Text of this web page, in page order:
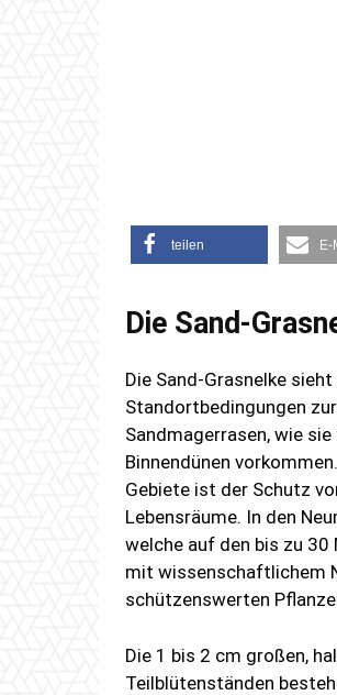
teilen E-
Die Sand-
Die Sand-Grasnelke
Standortbedingungen
Sandmagerrasen, wie
Binnendünen
Gebiete ist der Schutz
Lebensräume. In den
welche auf den bis zu
mit wissenschaftlichem
schützenswerten
Die 1 bis 2 cm großen,
Teilblütenständen